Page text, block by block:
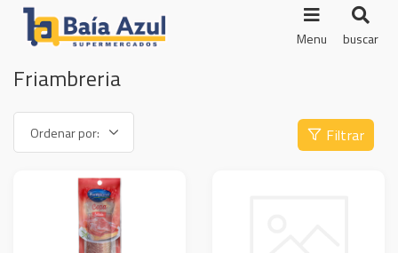
Menu buscar
Friambreria
Filtrar